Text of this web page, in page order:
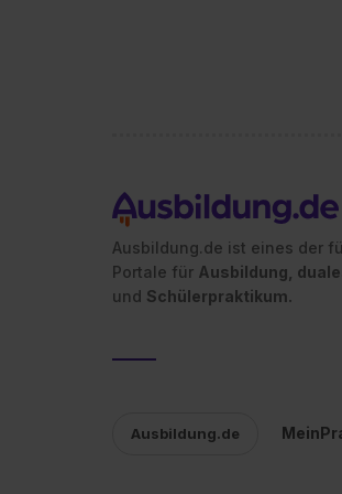
Ausbildung.de ist eines der
Portale für Ausbildung,
und Schülerpraktikum.
Ausbildung.de